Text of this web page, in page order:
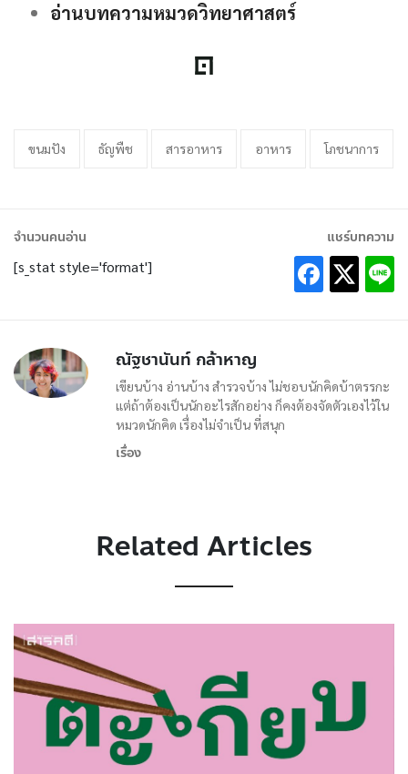
อ่านบทความหมวดวิทยาศาสตร์
ขนมปัง ธัญพืช สารอาหาร อาหาร โภชนาการ
จำนวนคนอ่าน
[s_stat style='format']
แชร์บทความ
ณัฐชานันท์ กล้าหาญ
เขียนบ้าง อ่านบ้าง สำรวจบ้าง ไม่ชอบนักคิดบ้าตรรกะ
แต่ถ้าต้องเป็นนักอะไรสักอย่าง ก็คงต้องจัดตัวเองไว้ใน
หมวดนักคิด เรื่องไม่จำเป็น ที่สนุก
เรื่อง
Related Articles